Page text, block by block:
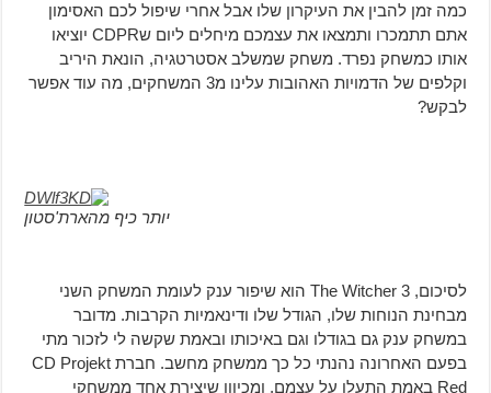
כמה זמן להבין את העיקרון שלו אבל אחרי שיפול לכם האסימון
אתם תתמכרו ותמצאו את עצמכם מיחלים ליום שCDPR יוציאו
אותו כמשחק נפרד. משחק שמשלב אסטרטגיה, הונאת היריב
וקלפים של הדמויות האהובות עלינו מ3 המשחקים, מה עוד אפשר
לבקש?
יותר כיף מהארת'סטון
לסיכום, The Witcher 3 הוא שיפור ענק לעומת המשחק השני
מבחינת הנוחות שלו, הגודל שלו ודינאמיות הקרבות. מדובר
במשחק ענק גם בגודלו וגם באיכותו ובאמת שקשה לי לזכור מתי
בפעם האחרונה נהנתי כל כך ממשחק מחשב. חברת CD Projekt
Red באמת התעלו על עצמם, ומכיוון שיצירת אחד ממשחקי